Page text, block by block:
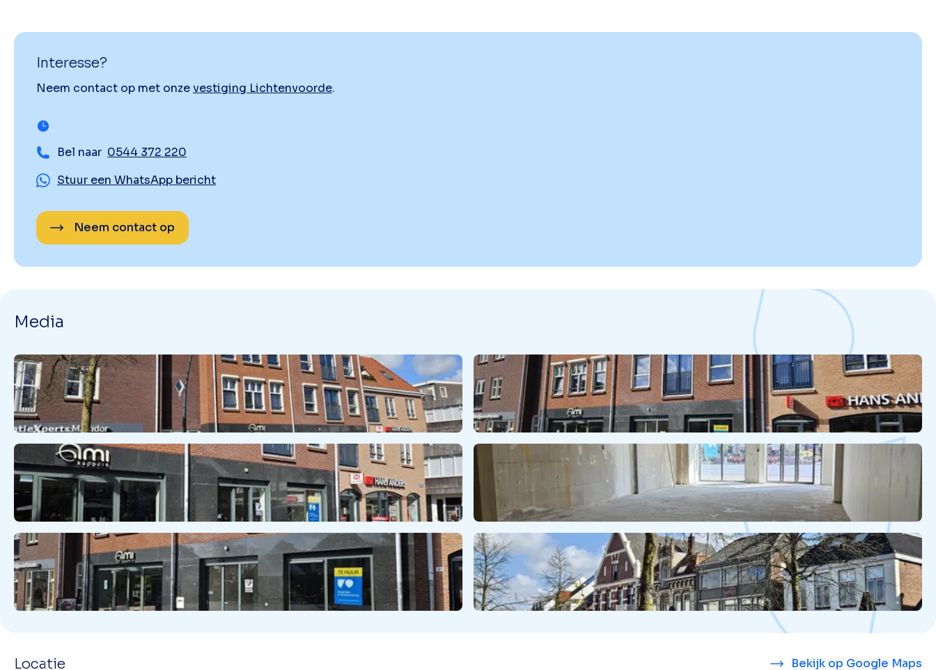
Interesse?
Neem contact op met onzevestiging Lichtenvoorde.
Bel naar 0544 372 220
Stuur een WhatsApp bericht
Neem contact op
Media
Locatie Bekijk op Google Maps